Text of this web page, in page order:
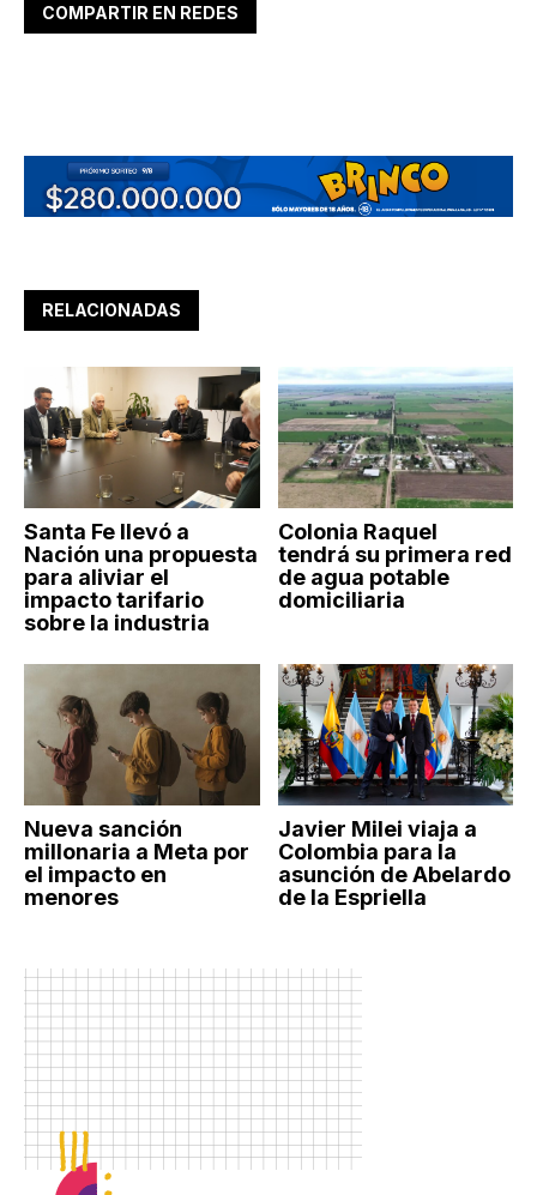
COMPARTIR EN REDES
RELACIONADAS
Santa Fe llevó a
Nación una propuesta
para aliviar el
impacto tarifario
sobre la industria
Colonia Raquel
tendrá su primera red
de agua potable
domiciliaria
Nueva sanción
millonaria a Meta por
el impacto en
menores
Javier Milei viaja a
Colombia para la
asunción de Abelardo
de la Espriella